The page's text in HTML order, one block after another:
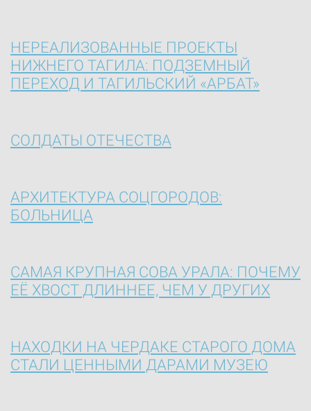
НЕРЕАЛИЗОВАННЫЕ ПРОЕКТЫ
НИЖНЕГО ТАГИЛА: ПОДЗЕМНЫЙ
ПЕРЕХОД И ТАГИЛЬСКИЙ «АРБАТ»
СОЛДАТЫ ОТЕЧЕСТВА
АРХИТЕКТУРА СОЦГОРОДОВ:
БОЛЬНИЦА
САМАЯ КРУПНАЯ СОВА УРАЛА: ПОЧЕМУ
ЕЁ ХВОСТ ДЛИННЕЕ, ЧЕМ У ДРУГИХ
НАХОДКИ НА ЧЕРДАКЕ СТАРОГО ДОМА
СТАЛИ ЦЕННЫМИ ДАРАМИ МУЗЕЮ